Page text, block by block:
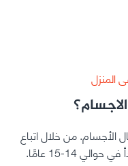
المنزل
الأجسام. من خلال اتباع
العلم بدقة ، فإن العمر المثالي هو أن يبدأ في حوالي 14-15 عامًا.